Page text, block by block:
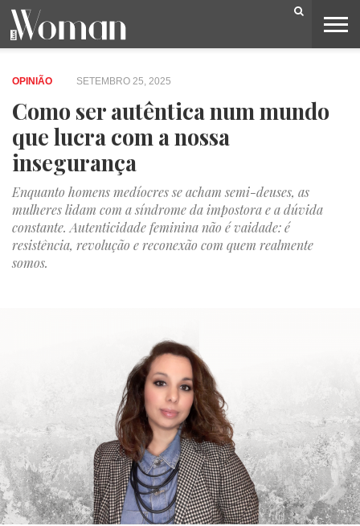
BELEZA
CAPA
LIFESTYLE
MODA
OPINIÃO
PESSOAS
SOCIEDADE
VIDEOS
OPINIÃO SETEMBRO 25, 2025
Como ser autêntica num mundo
que lucra com a nossa
insegurança
Enquanto homens medíocres se acham semi-deuses, as
mulheres lidam com a síndrome da impostora e a dúvida
constante. Autenticidade feminina não é vaidade: é
resistência, revolução e reconexão com quem realmente
somos.